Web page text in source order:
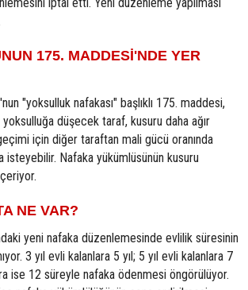
175. MADDESİ'NDE YER
"yoksulluk nafakası" başlıklı 175. maddesi,
düşecek taraf, kusuru daha ağır
için diğer taraftan mali gücü oranında
isteyebilir. Nafaka yükümlüsünün kusuru
NE VAR?
yeni nafaka düzenlemesinde evlilik süresinin
3 yıl evli kalanlara 5 yıl; 5 yıl evli kalanlara 7
ise 12 süreyle nafaka ödenmesi öngörülüyor.